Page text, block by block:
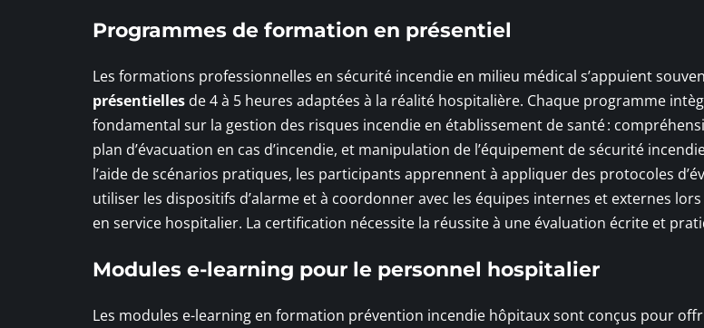
Programmes de formation en présentiel
Les formations professionnelles en sécurité incendie en milieu médical s’appuient
présentielles de 4 à 5 heures adaptées à la réalité hospitalière. Chaque programme
fondamental sur la gestion des risques incendie en établissement de santé :
plan d’évacuation en cas d’incendie, et manipulation de l’équipement de sécurité
l’aide de scénarios pratiques, les participants apprennent à appliquer des protocoles
utiliser les dispositifs d’alarme et à coordonner avec les équipes internes et externes lors
en service hospitalier. La certification nécessite la réussite à une évaluation écrite et
Modules e-learning pour le personnel hospitalier
Les modules e-learning en formation prévention incendie hôpitaux sont conçus pour